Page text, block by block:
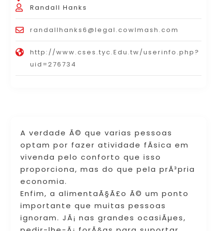
A verdade Ã© que varias pessoas
optam por fazer atividade fÃ­sica em
vivenda pelo conforto que isso
proporciona, mas do que pela prÃ³pria
economia.
Enfim, a alimentaÃ§Ã£o Ã© um ponto
importante que muitas pessoas
ignoram. JÃ¡ nas grandes ocasiÃµes,
Randall Hanks
randallhanks6@legal.cowlmash.com
http://www.cses.tyc.Edu.tw/userinfo.php?
uid=276734